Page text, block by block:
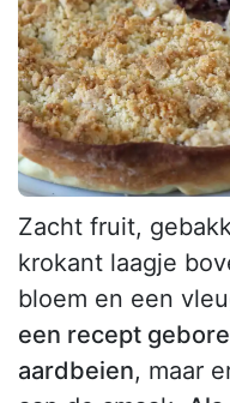
Zacht fruit,
krokant laagje
bloem en een
een recept
aardbeien, maar